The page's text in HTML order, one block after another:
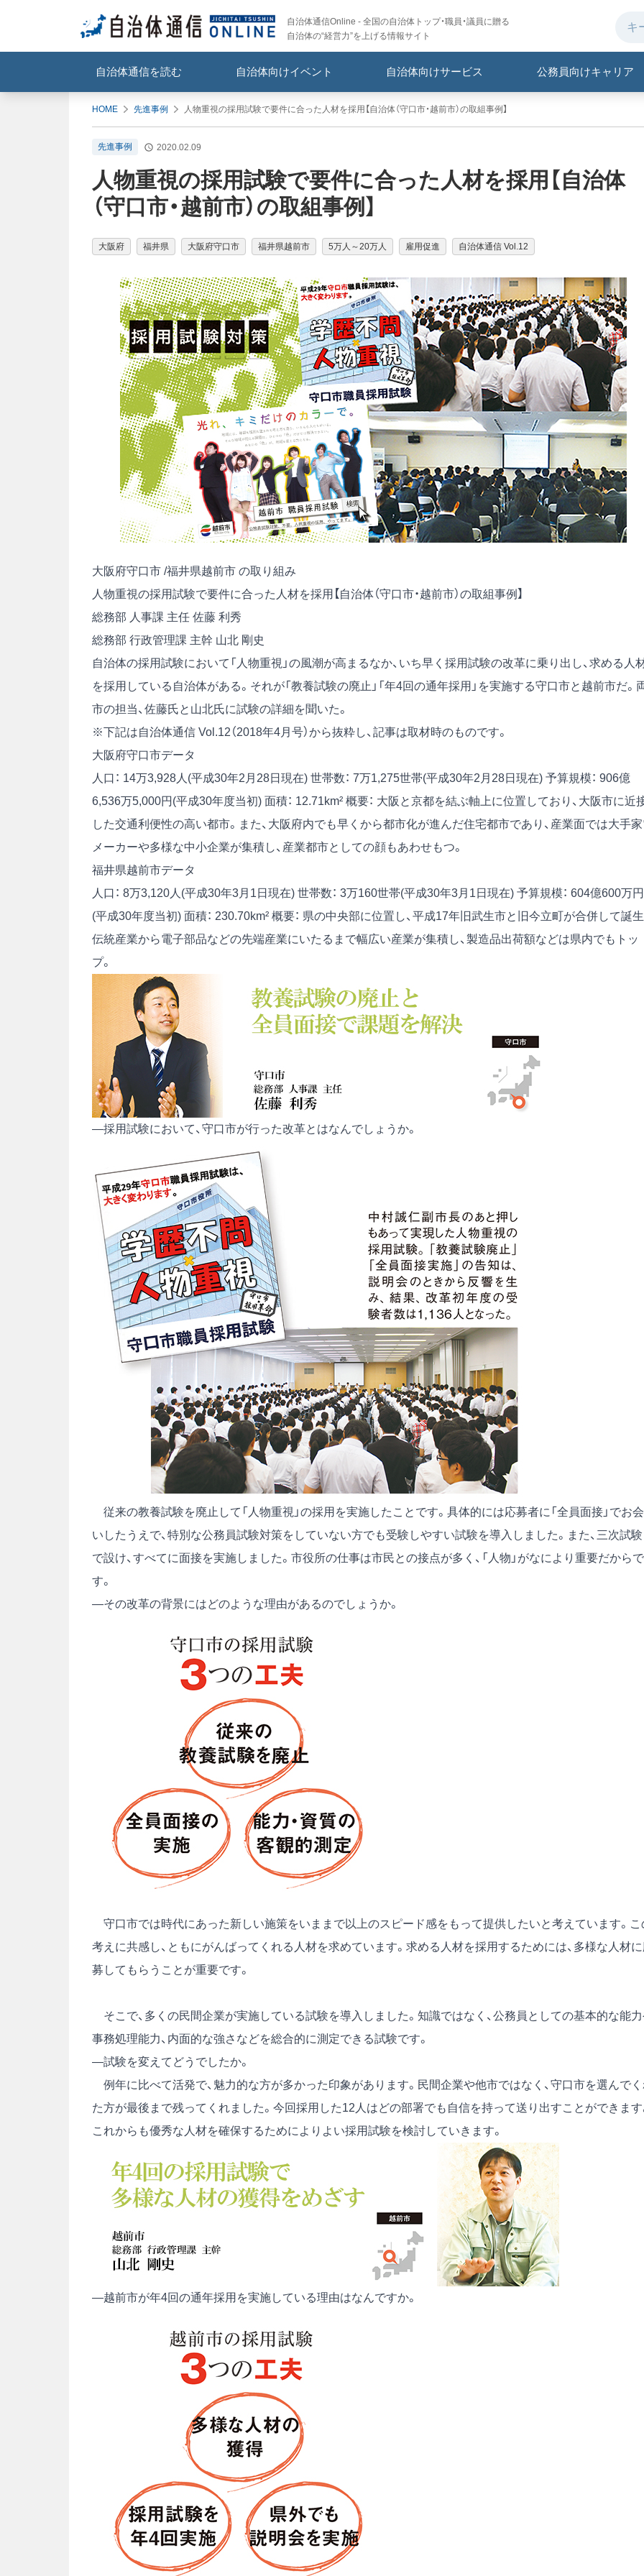
自治体通信Online - 全国の自治体トップ・職員・議員に贈る
自治体の“経営力”を上げる情報サイト
自治体通信を読む 自治体向けイベント 自治体向けサービス 公務員向けキャリア
HOME 先進事例 人物重視の採用試験で要件に合った人材を採用【自治体（守口市・越前市）の取組事例】
先進事例 2020.02.09
人物重視の採用試験で要件に合った人材を採用【自治体
（守口市・越前市）の取組事例】
大阪府 福井県 大阪府守口市 福井県越前市 5万人～20万人 雇用促進 自治体通信 Vol.12
大阪府守口市 /福井県越前市 の取り組み
人物重視の採用試験で要件に合った人材を採用【自治体（守口市・越前市）の取組事例】
総務部 人事課 主任 佐藤 利秀
総務部 行政管理課 主幹 山北 剛史
自治体の採用試験において「人物重視」の風潮が高まるなか、いち早く採用試験の改革に乗り出し、求める人
を採用している自治体がある。それが「教養試験の廃止」「年4回の通年採用」を実施する守口市と越前市だ。
市の担当、佐藤氏と山北氏に試験の詳細を聞いた。
※下記は自治体通信 Vol.12（2018年4月号）から抜粋し、記事は取材時のものです。
大阪府守口市データ
人口： 14万3,928人(平成30年2月28日現在) 世帯数： 7万1,275世帯(平成30年2月28日現在) 予算規模： 906億
6,536万5,000円(平成30年度当初) 面積： 12.71km² 概要： 大阪と京都を結ぶ軸上に位置しており、大阪市に近
した交通利便性の高い都市。また、大阪府内でも早くから都市化が進んだ住宅都市であり、産業面では大手
メーカーや多様な中小企業が集積し、産業都市としての顔もあわせもつ。
福井県越前市データ
人口： 8万3,120人(平成30年3月1日現在) 世帯数： 3万160世帯(平成30年3月1日現在) 予算規模： 604億600万円
(平成30年度当初) 面積： 230.70km² 概要： 県の中央部に位置し、平成17年旧武生市と旧今立町が合併して誕生
伝統産業から電子部品などの先端産業にいたるまで幅広い産業が集積し、製造品出荷額などは県内でもトッ
プ。
―採用試験において、守口市が行った改革とはなんでしょうか。
従来の教養試験を廃止して「人物重視」の採用を実施したことです。具体的には応募者に「全員面接」でお会
いしたうえで、特別な公務員試験対策をしていない方でも受験しやすい試験を導入しました。また、三次試
で設け、すべてに面接を実施しました。市役所の仕事は市民との接点が多く、「人物」がなにより重要だからで
す。
―その改革の背景にはどのような理由があるのでしょうか。
守口市では時代にあった新しい施策をいままで以上のスピード感をもって提供したいと考えています。こ
考えに共感し、ともにがんばってくれる人材を求めています。求める人材を採用するためには、多様な人材
募してもらうことが重要です。
そこで、多くの民間企業が実施している試験を導入しました。知識ではなく、公務員としての基本的な能
事務処理能力、内面的な強さなどを総合的に測定できる試験です。
―試験を変えてどうでしたか。
例年に比べて活発で、魅力的な方が多かった印象があります。民間企業や他市ではなく、守口市を選んで
た方が最後まで残ってくれました。今回採用した12人はどの部署でも自信を持って送り出すことができます
これからも優秀な人材を確保するためによりよい採用試験を検討していきます。
―越前市が年4回の通年採用を実施している理由はなんですか。